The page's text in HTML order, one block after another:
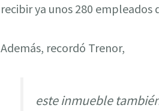
recibir ya unos 280
Además, recordó Trenor,
este inmueble